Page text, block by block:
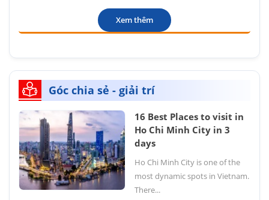
Xem thêm
Góc chia sẻ - giải trí
16 Best Places to visit in
Ho Chi Minh City in 3
days
Ho Chi Minh City is one of the
most dynamic spots in Vietnam.
There...